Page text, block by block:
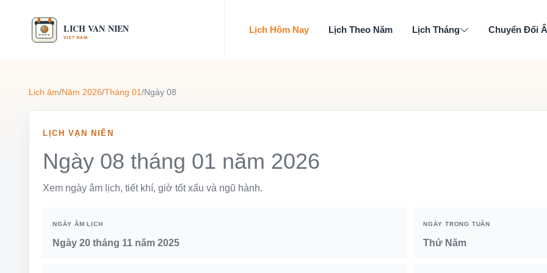
Lịch Hôm Nay Lịch Theo Năm Lịch Tháng Chuyển Đổi
Lịch âm/Năm 2026/Tháng 01/Ngày 08
LỊCH VẠN NIÊN
Ngày 08 tháng 01 năm 2026
Xem ngày âm lịch, tiết khí, giờ tốt xấu và ngũ hành.
NGÀY ÂM LỊCH
Ngày 20 tháng 11 năm 2025
NGÀY TRONG TUẦN
Thứ Năm